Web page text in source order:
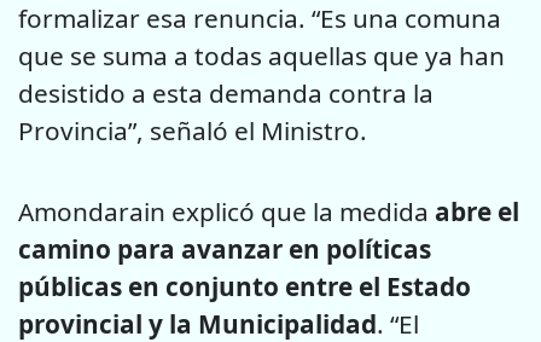
formalizar esa renuncia. “Es una comuna
que se suma a todas aquellas que ya han
desistido a esta demanda contra la
Provincia”, señaló el Ministro.
Amondarain explicó que la medida abre el
camino para avanzar en políticas
públicas en conjunto entre el Estado
provincial y la Municipalidad. “El